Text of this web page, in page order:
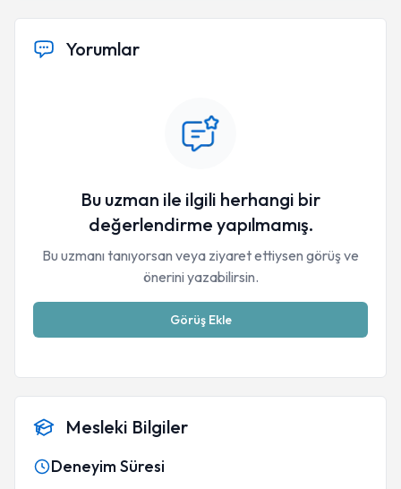
Yorumlar
Bu uzman ile ilgili herhangi bir
değerlendirme yapılmamış.
Bu uzmanı tanıyorsan veya ziyaret ettiysen görüş ve
önerini yazabilirsin.
Görüş Ekle
Mesleki Bilgiler
Deneyim Süresi